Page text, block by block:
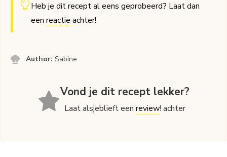
Heb je dit recept al eens geprobeerd? Laat dan
een reactie achter!
Author:Sabine
Vond je dit recept lekker?
Laat alsjeblieft eenreview! achter